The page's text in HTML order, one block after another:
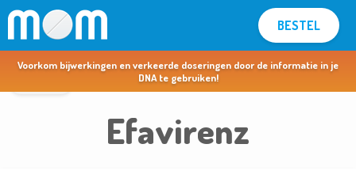
BESTEL
MOM voor apothekers & artsen >
Voorkom bijwerkingen en verkeerde doseringen door de informatie in je
DNA te gebruiken!
Efavirenz